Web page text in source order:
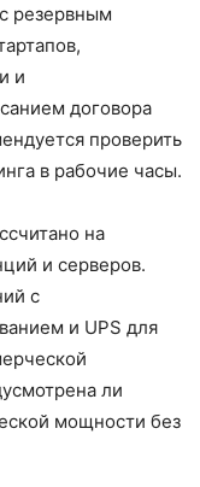
резервным
и
договора
проверить
в рабочие часы.
на
и серверов.
с
и UPS для
ли
мощности без